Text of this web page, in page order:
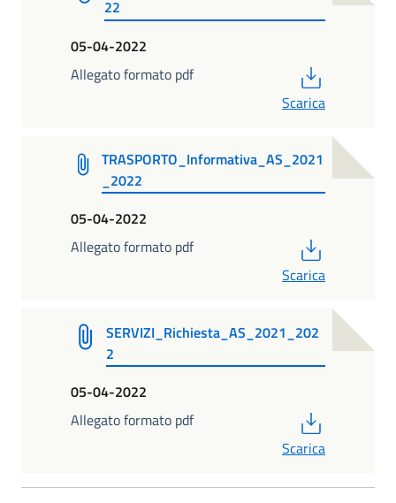
22
05-04-2022
Allegato formato pdf
Scarica
TRASPORTO_Informativa_AS_2021
_2022
05-04-2022
Allegato formato pdf
Scarica
SERVIZI_Richiesta_AS_2021_202
2
05-04-2022
Allegato formato pdf
Scarica